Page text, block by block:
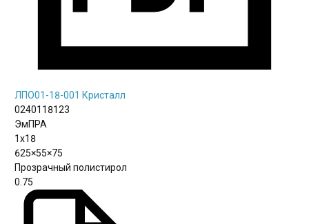
ЛПО01-18-001 Кристалл
0240118123
ЭмПРА
1х18
625×55×75
Прозрачный полистирол
0.75